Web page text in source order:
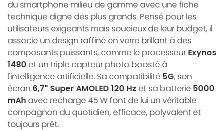
du smartphone milieu de gamme avec une fiche
technique digne des plus grands. Pensé pour les
utilisateurs exigeants mais soucieux de leur budget, il
associe un design raffiné en verre brillant à des
composants puissants, comme le processeur Exynos
1480 et un triple capteur photo boosté à
l'intelligence artificielle. Sa compatibilité 5G, son
écran 6,7" Super AMOLED 120 Hz et sa batterie 5000
mAhavec recharge 45 W font de lui un véritable
compagnon du quotidien, efficace, polyvalent et
toujours prêt.